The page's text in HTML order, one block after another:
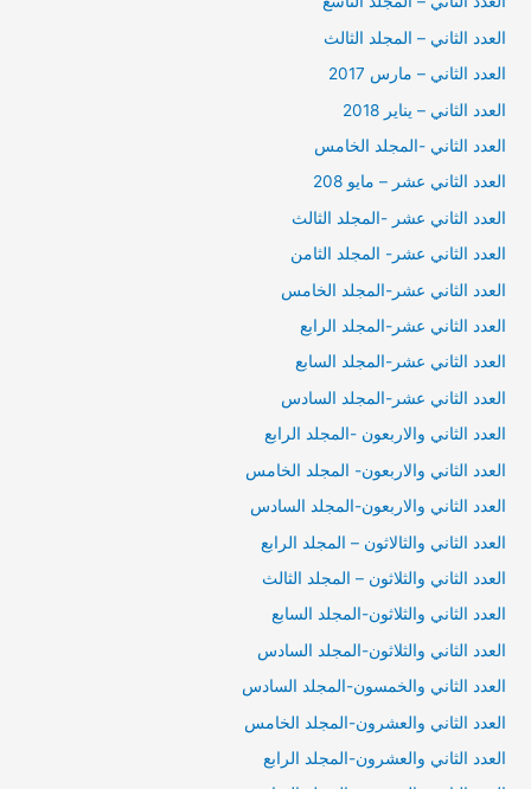
العدد الثاني – المجلد الثالث
العدد الثاني – مارس 2017
العدد الثاني – يناير 2018
العدد الثاني -المجلد الخامس
العدد الثاني عشر – مايو 208
العدد الثاني عشر -المجلد الثالث
العدد الثاني عشر- المجلد الثامن
العدد الثاني عشر-المجلد الخامس
العدد الثاني عشر-المجلد الرابع
العدد الثاني عشر-المجلد السابع
العدد الثاني عشر-المجلد السادس
العدد الثاني والاربعون -المجلد الرابع
العدد الثاني والاربعون- المجلد الخامس
العدد الثاني والاربعون-المجلد السادس
العدد الثاني والثالاثون – المجلد الرابع
العدد الثاني والثلاثون – المجلد الثالث
العدد الثاني والثلاثون-المجلد السابع
العدد الثاني والثلاثون-المجلد السادس
العدد الثاني والخمسون-المجلد السادس
العدد الثاني والعشرون-المجلد الخامس
العدد الثاني والعشرون-المجلد الرابع